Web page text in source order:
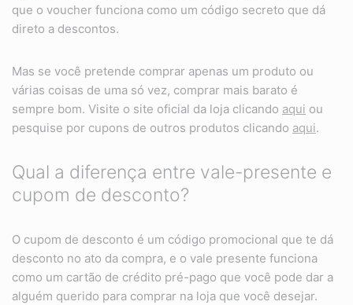
que o voucher funciona como um código secreto que dá
direto a descontos.
Mas se você pretende comprar apenas um produto ou
várias coisas de uma só vez, comprar mais barato é
sempre bom. Visite o site oficial da loja clicando aqui ou
pesquise por cupons de outros produtos clicando aqui.
Qual a diferença entre vale-presente e
cupom de desconto?
O cupom de desconto é um código promocional que te dá
desconto no ato da compra, e o vale presente funciona
como um cartão de crédito pré-pago que você pode dar a
alguém querido para comprar na loja que você desejar.